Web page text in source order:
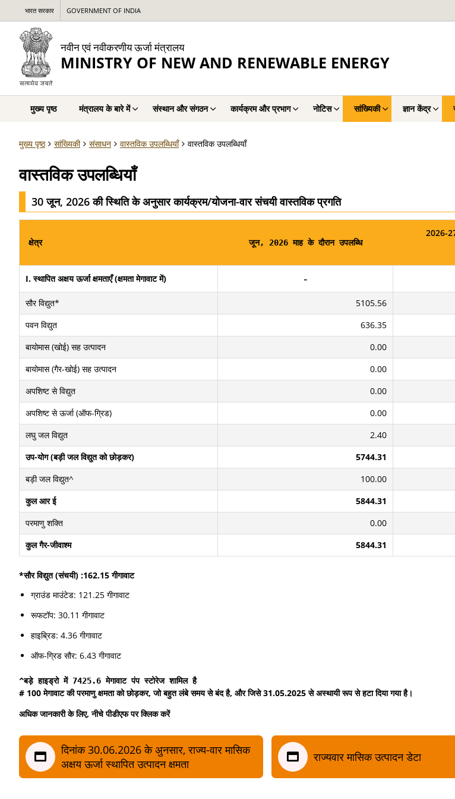
भारत सरकार GOVERNMENT OF INDIA
नवीन एवं नवीकरणीय ऊर्जा मंत्रालय
MINISTRY OF NEW AND RENEWABLE ENERGY
मुख्य पृष्ठ मंत्रालय के बारे में संस्थान और संगठन कार्यक्रम और प्रभाग नोटिस सांख्यिकी ज्ञान केंद्र
मुख्य पृष्ठ सांख्यिकी संसाधन वास्तविक उपलब्धियाँ वास्तविक उपलब्धियाँ
वास्तविक उपलब्धियाँ
30 जून, 2026 की स्थिति के अनुसार कार्यक्रम/योजना-वार संचयी वास्तविक प्रगति
क्षेत्र जून, 2026 माह के दौरान उपलब्धि
2026-
I. स्थापित अक्षय ऊर्जा क्षमताएँ (क्षमता मेगावाट में)
सौर विद्युत* 5105.56
पवन विद्युत
636.35
बायोमास (खोई) सह उत्पादन
0.00
बायोमास (गैर-खोई) सह उत्पादन
0.00
अपशिष्ट से विद्युत
0.00
अपशिष्ट से ऊर्जा (ऑफ-ग्रिड)
0.00
लघु जल विद्युत
2.40
उप-योग (बड़ी जल विद्युत को छोड़कर)
5744.31
बड़ी जल विद्युत^
100.00
कुल आर ई
5844.31
परमाणु शक्ति
0.00
कुल गैर-जीवाश्म
5844.31
*सौर विद्युत (संचयी) :162.15 गीगावाट
ग्राउंड माउंटेड: 121.25 गीगावाट
रूफटॉप: 30.11 गीगावाट
हाइब्रिड: 4.36 गीगावाट
ऑफ-ग्रिड सौर: 6.43 गीगावाट
^बड़े हाइड्रो में 7425.6 मेगावाट पंप स्टोरेज शामिल है
# 100 मेगावाट की परमाणु क्षमता को छोड़कर, जो बहुत लंबे समय से बंद है, और जिसे 31.05.2025 से अस्थायी रूप से हटा दिया गया है।
अधिक जानकारी के लिए, नीचे पीडीएफ पर क्लिक करें
दिनांक 30.06.2026 के अुनसार, राज्‍य-वार मासिक
अक्षय ऊर्जा स्‍थापित उत्‍पादन क्षमता
राज्यवार मासिक उत्पादन डेटा